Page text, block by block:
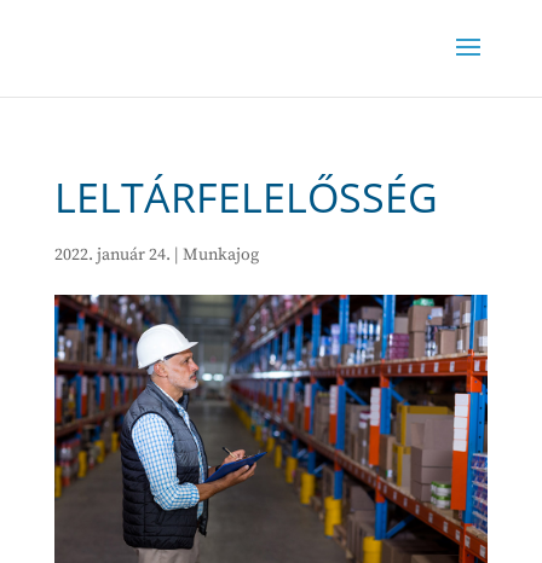
LELTÁRFELELŐSSÉG
2022. január 24. | Munkajog